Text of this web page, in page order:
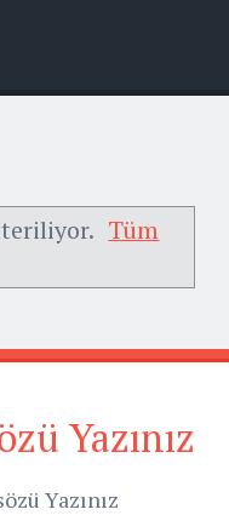
Tüm
Yazınız
Yazınız